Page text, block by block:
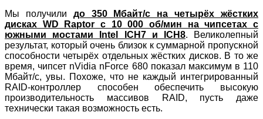
Мы получили до 350 Мбайт/с на четырёх жёстких
дисках WD Raptor с 10 000 об/мин на чипсетах с
южными мостами Intel ICH7 и ICH8. Великолепный
результат, который очень близок к суммарной пропускной
способности четырёх отдельных жёстких дисков. В то же
время, чипсет nVidia nForce 680 показал максимум в 110
Мбайт/с, увы. Похоже, что не каждый интегрированный
RAID-контроллер способен обеспечить высокую
производительность массивов RAID, пусть даже
технически такая возможность есть.